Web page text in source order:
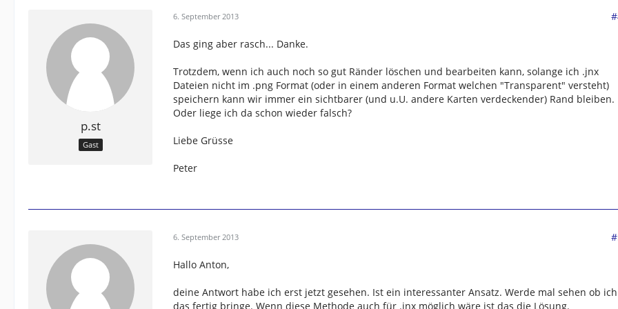
p.st
Gast
6. September 2013
Das ging aber rasch... Danke.
Trotzdem, wenn ich auch noch so gut Ränder löschen und bearbeiten kann, solange ich .jnx
Dateien nicht im .png Format (oder in einem anderen Format welchen "Transparent" versteht)
speichern kann wir immer ein sichtbarer (und u.U. andere Karten verdeckender) Rand bleiben.
Oder liege ich da schon wieder falsch?
Liebe Grüsse
Peter
6. September 2013
Hallo Anton,
deine Antwort habe ich erst jetzt gesehen. Ist ein interessanter Ansatz. Werde mal sehen ob ich
das fertig bringe. Wenn diese Methode auch für .jnx möglich wäre ist das die Lösung.